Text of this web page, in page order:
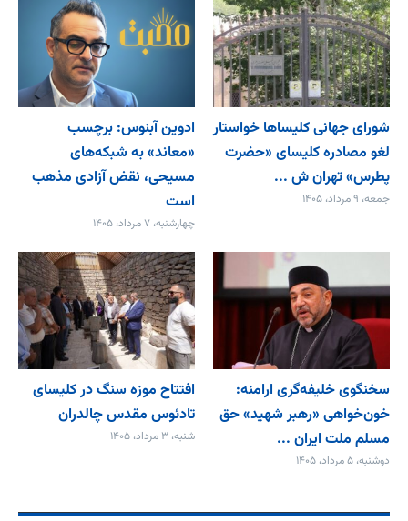
شورای جهانی کلیساها خواستار
لغو مصادره کلیسای «حضرت
پطرس» تهران ش ...
جمعه، ۹ مرداد، ۱۴۰۵
ادوین آبنوس: برچسب
«معاند» به شبکه‌های
مسیحی، نقض آزادی مذهب
است
چهارشنبه، ۷ مرداد، ۱۴۰۵
سخنگوی خلیفه‌گری ارامنه:
خون‌خواهی «رهبر شهید» حق
مسلم ملت ایران ...
دوشنبه، ۵ مرداد، ۱۴۰۵
افتتاح موزه سنگ در کلیسای
تادئوس مقدس چالدران
شنبه، ۳ مرداد، ۱۴۰۵